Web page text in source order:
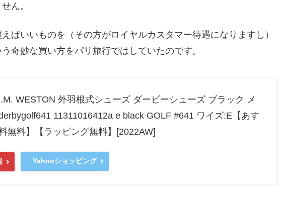
ん。
ばいいものを（その方がロイヤルカスタマー待遇になりますし）
奇妙な買い方をパリ旅行ではしていたのです。
WESTON 外羽根式シューズ ダービーシューズ ブラック メ
11311016412a e black GOLF #641 ワイズ:E【あす
無料】【ラッピング無料】[2022AW]
Yahooショッピング